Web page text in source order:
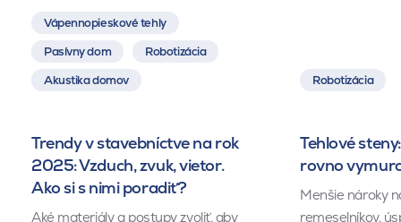
Vápennopieskové tehly
Pasívny dom
Robotizácia
Akustika domov
Trendy v stavebníctve na rok
2025: Vzduch, zvuk, vietor.
Ako si s nimi poradiť?
Aké materiály a postupy zvoliť, aby
Robotizácia
Tehlové
rovno
Menšie nároky
remeselníkov,